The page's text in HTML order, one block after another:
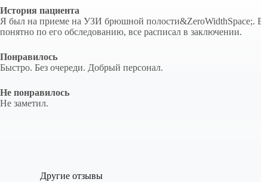
История пациента
Я был на приеме на УЗИ брюшной полости&ZeroWidthSpace;.
понятно по его обследованию, все расписал в заключении.
Понравилось
Быстро. Без очереди. Добрый персонал.
Не понравилось
Не заметил.
Другие отзывы